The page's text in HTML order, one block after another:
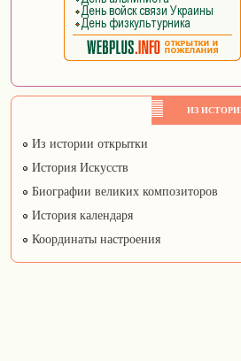
ИЗ
Из истории открытки
История Искусств
Биографии великих композиторов
История календаря
Координаты настроения